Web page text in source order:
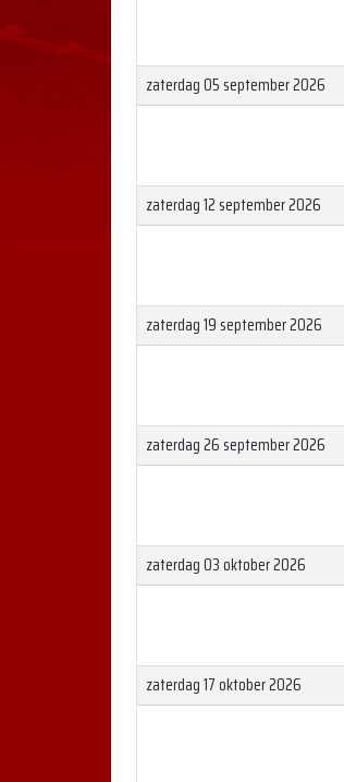
zaterdag 05 september 2026
zaterdag 12 september 2026
zaterdag 19 september 2026
zaterdag 26 september 2026
zaterdag 03 oktober 2026
zaterdag 17 oktober 2026